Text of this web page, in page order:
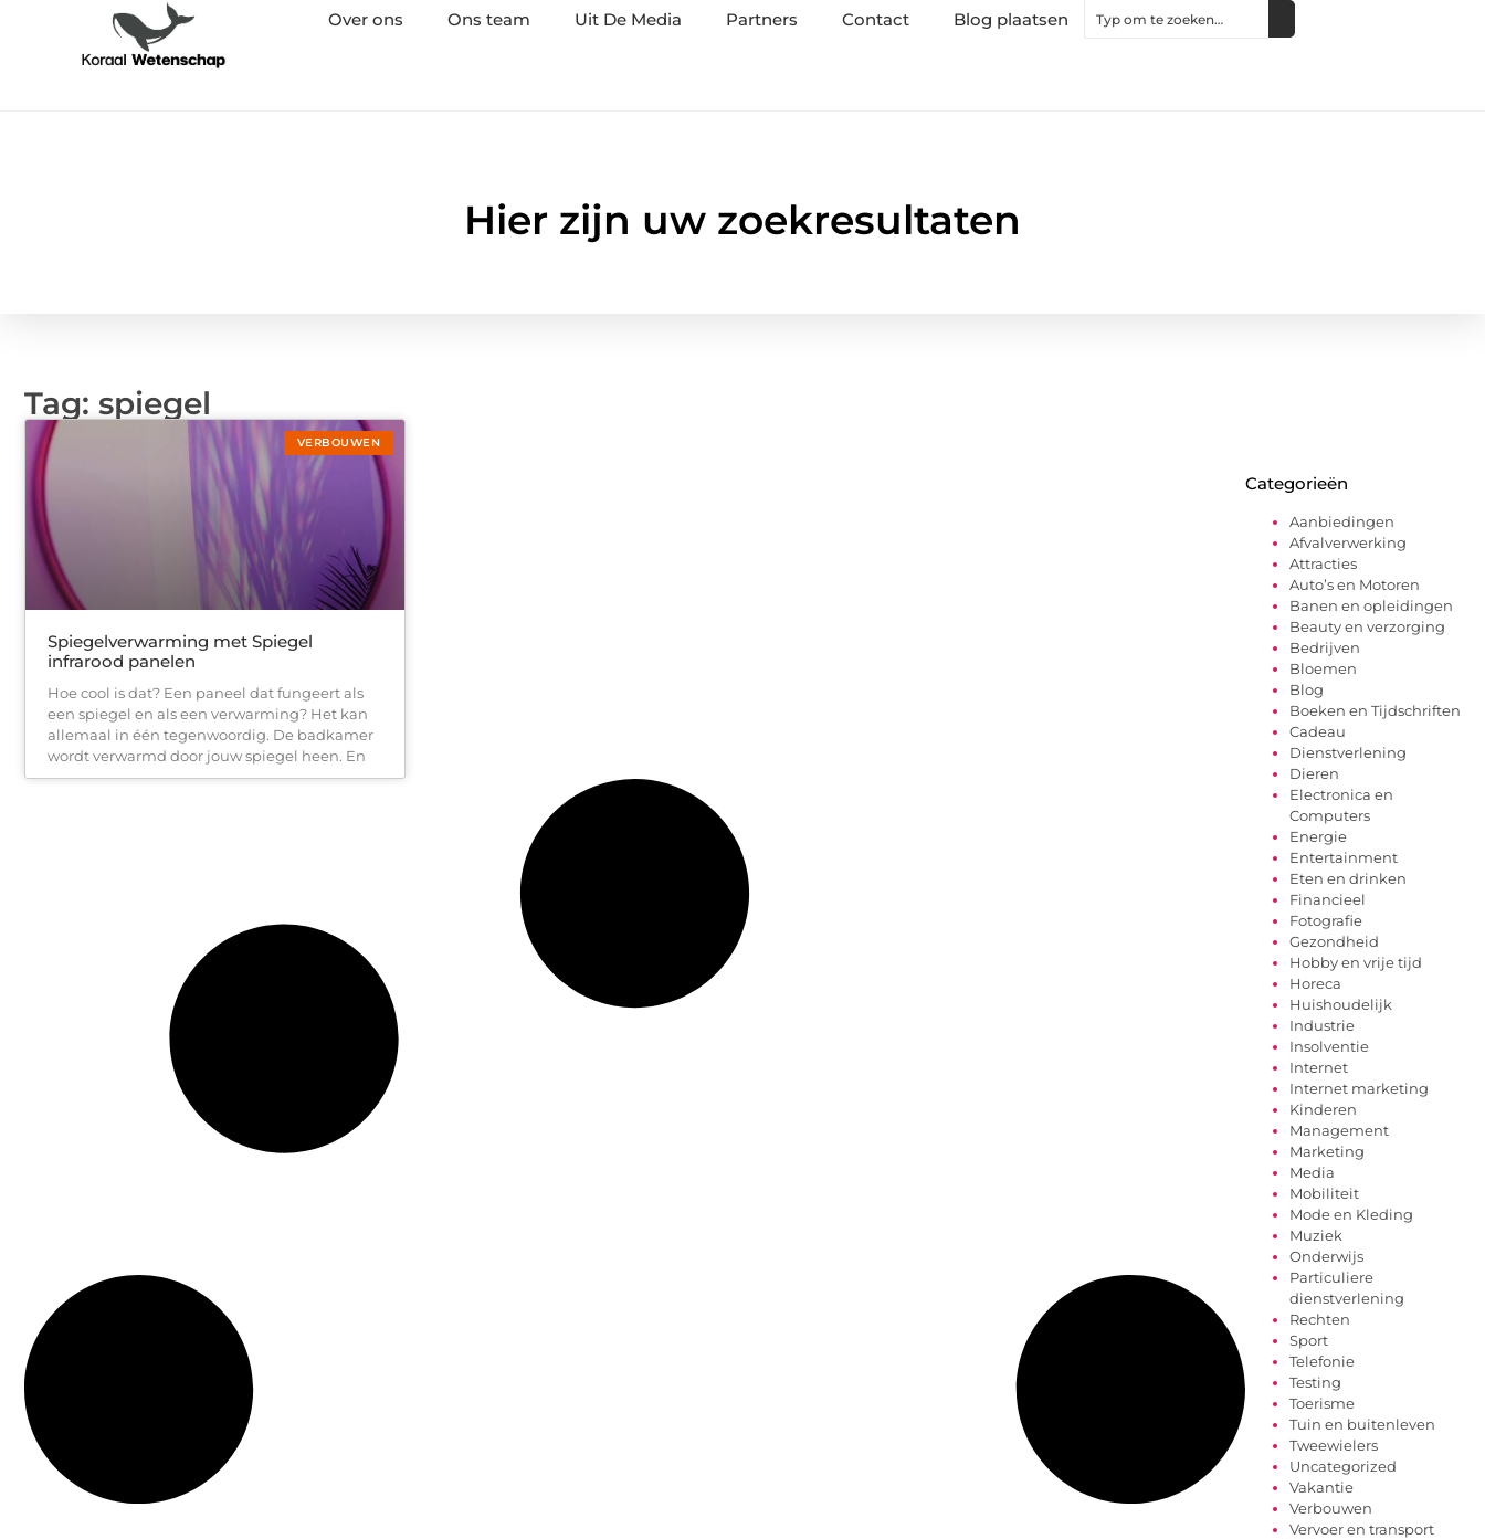
Over ons Ons team Uit De Media Partners Contact Blog plaatsen
Hier zijn uw zoekresultaten
Tag: spiegel
VERBOUWEN
Spiegelverwarming met Spiegel
infrarood panelen
Hoe cool is dat? Een paneel dat fungeert als
een spiegel en als een verwarming? Het kan
allemaal in één tegenwoordig. De badkamer
wordt verwarmd door jouw spiegel heen. En
Categorieën
Aanbiedingen
Afvalverwerking
Attracties
Auto’s en Motoren
Banen en opleidingen
Beauty en verzorging
Bedrijven
Bloemen
Blog
Boeken en Tijdschriften
Cadeau
Dienstverlening
Dieren
Electronica en
Computers
Energie
Entertainment
Eten en drinken
Financieel
Fotografie
Gezondheid
Hobby en vrije tijd
Horeca
Huishoudelijk
Industrie
Insolventie
Internet
Internet marketing
Kinderen
Management
Marketing
Media
Mobiliteit
Mode en Kleding
Muziek
Onderwijs
Particuliere
dienstverlening
Rechten
Sport
Telefonie
Testing
Toerisme
Tuin en buitenleven
Tweewielers
Uncategorized
Vakantie
Verbouwen
Vervoer en transport